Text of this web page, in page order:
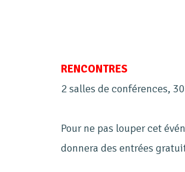
RENCONTRES
2 salles de conférences,
Pour ne pas louper cet
donnera des entrées